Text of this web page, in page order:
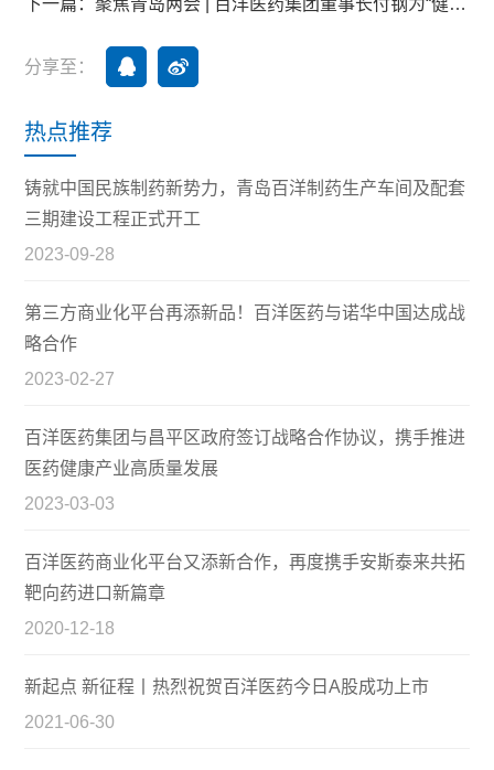
下一篇：聚焦青岛两会 | 百洋医药集团董事长付钢为“健康青岛”建言献策
分享至：
热点推荐
铸就中国民族制药新势力，青岛百洋制药生产车间及配套
三期建设工程正式开工
2023-09-28
第三方商业化平台再添新品！百洋医药与诺华中国达成战
略合作
2023-02-27
百洋医药集团与昌平区政府签订战略合作协议，携手推进
医药健康产业高质量发展
2023-03-03
百洋医药商业化平台又添新合作，再度携手安斯泰来共拓
靶向药进口新篇章
2020-12-18
新起点 新征程丨热烈祝贺百洋医药今日A股成功上市
2021-06-30